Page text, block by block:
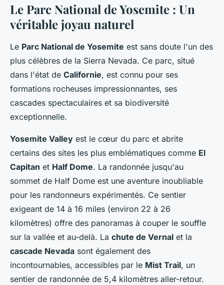
Le Parc National de Yosemite : Un
véritable joyau naturel
Le Parc National de Yosemite est sans doute l'un des
plus célèbres de la Sierra Nevada. Ce parc, situé
dans l'état de Californie, est connu pour ses
formations rocheuses impressionnantes, ses
cascades spectaculaires et sa biodiversité
exceptionnelle.
Yosemite Valley est le cœur du parc et abrite
certains des sites les plus emblématiques comme El
Capitan et Half Dome. La randonnée jusqu'au
sommet de Half Dome est une aventure inoubliable
pour les randonneurs expérimentés. Ce sentier
exigeant de 14 à 16 miles (environ 22 à 26
kilomètres) offre des panoramas à couper le souffle
sur la vallée et au-delà. La chute de Vernal et la
cascade Nevada sont également des
incontournables, accessibles par le Mist Trail, un
sentier de randonnée de 5,4 kilomètres aller-retour.